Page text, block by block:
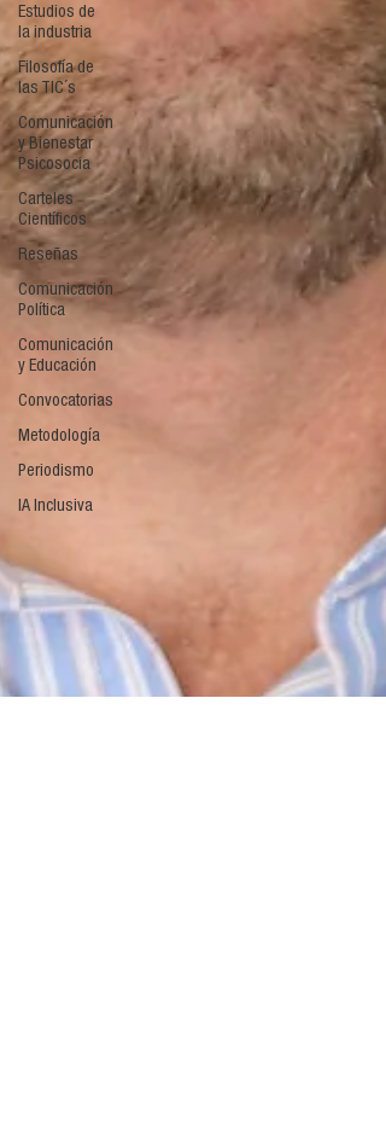
Estudios de
la industria
Filosofía de
las TIC´s
Comunicación
y Bienestar
Psicosocia
Carteles
Científicos
Reseñas
Comunicación
Política
Comunicación
y Educación
Convocatorias
Metodología
Periodismo
IA Inclusiva